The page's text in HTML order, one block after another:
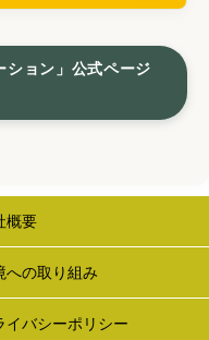
ション」公式ページ
概要
への取り組み
イバシーポリシー